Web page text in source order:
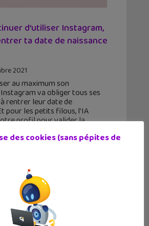
d’utiliser Instagram,
ta date de naissance
2021
au maximum son
va obliger tous ses
rentrer leur date de
pour les petits filous, l’IA
profil pour valider la
des cookies (sans pépites de